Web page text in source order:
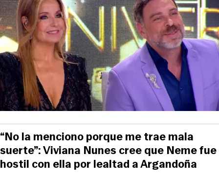
“No la menciono porque me trae mala
suerte”: Viviana Nunes cree que Neme fue
hostil con ella por lealtad a Argandoña